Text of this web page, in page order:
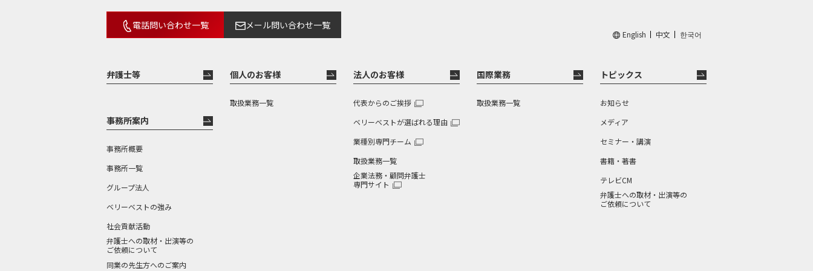
電話問い合わせ一覧 メール問い合わせ一覧
English 中文 한국어
弁護士等
事務所案内
事務所概要
事務所一覧
グループ法人
ベリーベストの強み
社会貢献活動
弁護士への取材・出演等の
ご依頼について
同業の先生方へのご案内
個人のお客様
取扱業務一覧
法人のお客様
代表からのご挨拶
ベリーベストが選ばれる理由
業種別専門チーム
取扱業務一覧
企業法務・顧問弁護士
専門サイト
国際業務
取扱業務一覧
トピックス
お知らせ
メディア
セミナー・講演
書籍・著書
テレビCM
弁護士への取材・出演等の
ご依頼について